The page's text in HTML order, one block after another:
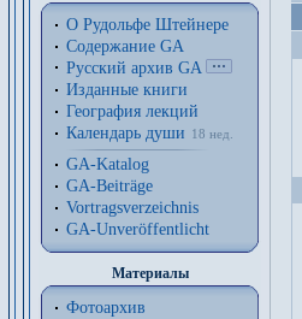
О Рудольфе Штейнере
Содержание GA
Русский архив GA
Изданные книги
География лекций
Календарь души
18 нед.
GA-Katalog
GA-Beiträge
Vortragsverzeichnis
GA-Unveröffentlicht
Материалы
Фотоархив